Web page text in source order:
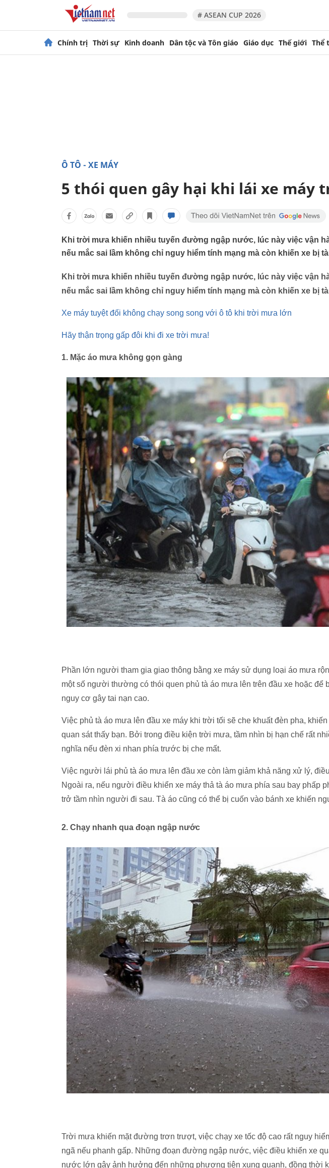
# ASEAN CUP 2026
Chính trị Thời sự Kinh doanh Dân tộc và Tôn giáo Giáo dục Thế giới Thể
Ô TÔ - XE MÁY
5 thói quen gây hại khi lái xe máy
Khi trời mưa khiến nhiều tuyến đường ngập nước, lúc này việc vận
nếu mắc sai lầm không chỉ nguy hiểm tính mạng mà còn khiến xe bị
Khi trời mưa khiến nhiều tuyến đường ngập nước, lúc này việc vận
nếu mắc sai lầm không chỉ nguy hiểm tính mạng mà còn khiến xe bị
Xe máy tuyệt đối không chạy song song với ô tô khi trời mưa lớn
Hãy thận trọng gấp đôi khi đi xe trời mưa!
1. Mặc áo mưa không gọn gàng
Phần lớn người tham gia giao thông bằng xe máy sử dụng loại áo mưa
một số người thường có thói quen phủ tà áo mưa lên trên đầu xe hoặc để
nguy cơ gây tai nạn cao.
Việc phủ tà áo mưa lên đầu xe máy khi trời tối sẽ che khuất đèn pha,
quan sát thấy bạn. Bởi trong điều kiện trời mưa, tầm nhìn bị hạn chế rất
nghĩa nếu đèn xi nhan phía trước bị che mất.
Việc người lái phủ tà áo mưa lên đầu xe còn làm giảm khả năng xử lý,
Ngoài ra, nếu người điều khiển xe máy thả tà áo mưa phía sau bay phấp
trở tầm nhìn người đi sau. Tà áo cũng có thể bị cuốn vào bánh xe khiến
2. Chạy nhanh qua đoạn ngập nước
Trời mưa khiến mặt đường trơn trượt, việc chạy xe tốc độ cao rất nguy
ngã nếu phanh gấp. Những đoạn đường ngập nước, việc điều khiển xe
nước lớn gây ảnh hưởng đến những phương tiện xung quanh, đồng thời